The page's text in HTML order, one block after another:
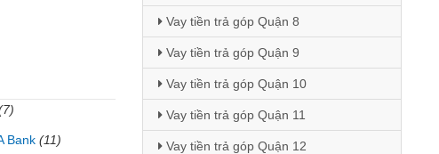
Bank (11)
Vay tiền trả góp Quận 8
Vay tiền trả góp Quận 9
Vay tiền trả góp Quận 10
Vay tiền trả góp Quận 11
Vay tiền trả góp Quận 12